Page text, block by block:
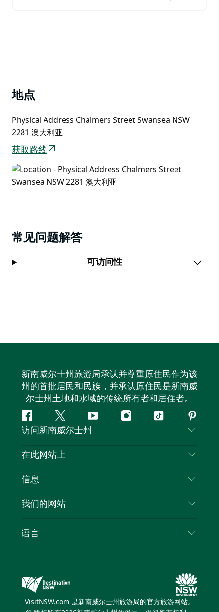
地点
Physical Address Chalmers Street Swansea NSW
2281 澳大利亚
获取路线
常见问题解答
可访问性
新南威尔士州旅游局承认并尊重原住民作为该
州的首批居民和民族，并承认原住民是新南威
尔士州土地和水域的传统所有者和居住者。
Facebook叽
叽
喳
YouTubeInstagram
抖
访问新南威尔士州
联系我们
隐私
Cookie 通知
在此网站上
目的地
新南威尔士州公路旅行
活动
信息
旅行信息
新南威尔士州的商业
我们的网站
新南威尔士州旅游局媒体中心
缤纷悉尼灯光音乐节
语言
VisitNSW.com 是新南威尔士州旅游局的官方旅游网站。